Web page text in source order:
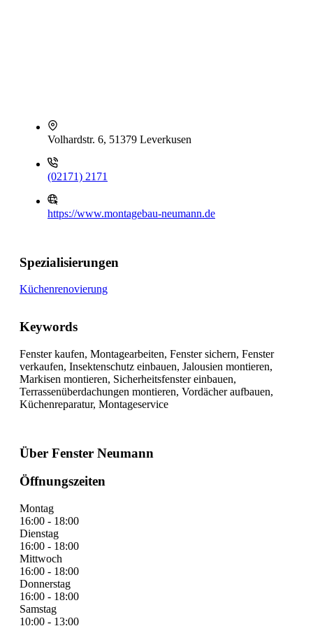
Volhardstr. 6, 51379 Leverkusen
(02171) 2171
https://www.montagebau-neumann.de
Spezialisierungen
Küchenrenovierung
Keywords
Fenster kaufen, Montagearbeiten, Fenster sichern, Fenster
verkaufen, Insektenschutz einbauen, Jalousien montieren,
Markisen montieren, Sicherheitsfenster einbauen,
Terrassenüberdachungen montieren, Vordächer aufbauen,
Küchenreparatur, Montageservice
Über Fenster Neumann
Öffnungszeiten
Montag
16:00 - 18:00
Dienstag
16:00 - 18:00
Mittwoch
16:00 - 18:00
Donnerstag
16:00 - 18:00
Samstag
10:00 - 13:00